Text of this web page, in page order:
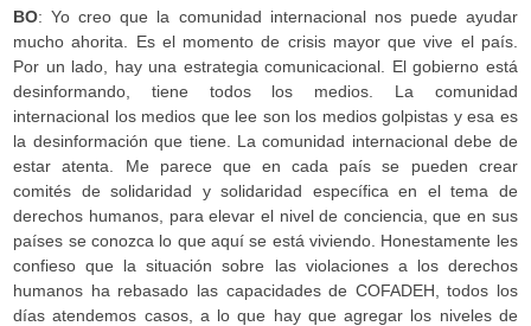
BO: Yo creo que la comunidad internacional nos puede ayudar
mucho ahorita. Es el momento de crisis mayor que vive el país.
Por un lado, hay una estrategia comunicacional. El gobierno está
desinformando, tiene todos los medios. La comunidad
internacional los medios que lee son los medios golpistas y esa es
la desinformación que tiene. La comunidad internacional debe de
estar atenta. Me parece que en cada país se pueden crear
comités de solidaridad y solidaridad específica en el tema de
derechos humanos, para elevar el nivel de conciencia, que en sus
países se conozca lo que aquí se está viviendo. Honestamente les
confieso que la situación sobre las violaciones a los derechos
humanos ha rebasado las capacidades de COFADEH, todos los
días atendemos casos, a lo que hay que agregar los niveles de